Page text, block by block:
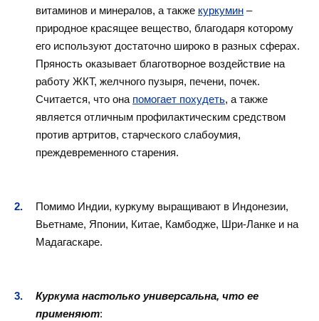
витаминов и минералов, а также куркумин –
природное красящее вещество, благодаря которому
его используют достаточно широко в разных сферах.
Пряность оказывает благотворное воздействие на
работу ЖКТ, желчного пузыря, печени, почек.
Считается, что она помогает похудеть, а также
является отличным профилактическим средством
против артритов, старческого слабоумия,
преждевременного старения.
Помимо Индии, куркуму выращивают в Индонезии,
Вьетнаме, Японии, Китае, Камбодже, Шри-Ланке и на
Мадагаскаре.
Куркума настолько универсальна, что ее
применяют: